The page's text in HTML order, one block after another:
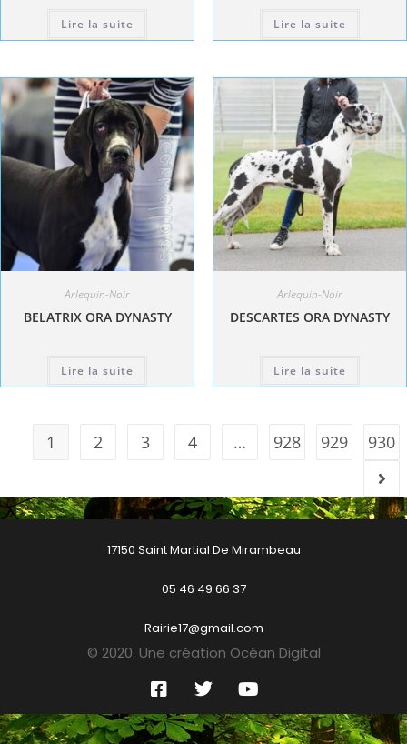
Lire la suite Lire la suite
Arlequin-Noir
BELATRIX ORA DYNASTY
Lire la suite
Arlequin-Noir
DESCARTES ORA DYNASTY
Lire la suite
1 2 3 4 … 928 929 930
17150 Saint Martial De Mirambeau
05 46 49 66 37
Rairie17@gmail.com
© 2020. Une création Océan Digital